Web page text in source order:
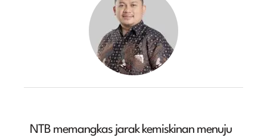
NTB memangkas jarak kemiskinan menuju